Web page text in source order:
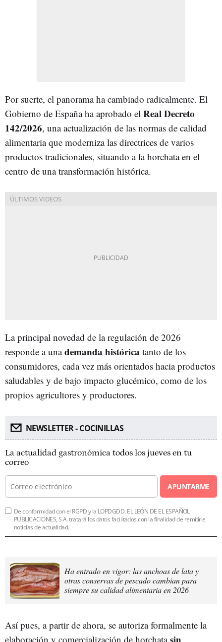
Por suerte, el panorama ha cambiado radicalmente. El
Gobierno de España ha aprobado el Real Decreto
142/2026, una actualización de las normas de calidad
alimentaria que moderniza las directrices de varios
productos tradicionales, situando a la horchata en el
centro de una transformación histórica.
La principal novedad de la regulación de 2026
responde a unademanda histórica tanto de los
consumidores, cada vez más orientados hacia productos
saludables y de bajo impacto glucémico, como de los
propios agricultores y productores.
NEWSLETTER - COCINILLAS
La actualidad gastronómica todos los jueves en tu
correo
APUNTARME
De conformidad con el RGPD y la LOPDGDD, EL LEÓN DE EL ESPAÑOL
PUBLICACIONES, S.A. tratará los datos facilitados con la finalidad de remitirle
noticias de actualidad.
Ha entrado en vigor: las anchoas de lata y
otras conservas de pescado cambian para
siempre su calidad alimentaria en 2026
Así pues, a partir de ahora, se autoriza formalmente la
elaboración y comercialización de horchata sin